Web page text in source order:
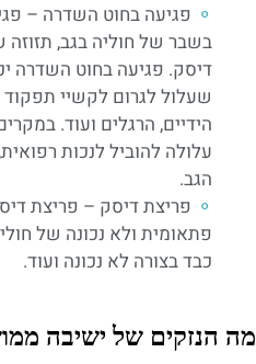
פגיעה בחוט השדרה –
בשבר של חוליה בגב,
דיסק. פגיעה בחוט השדרה
שעלול לגרום לקשיי
הידיים, הרגלים ועוד.
עלולה להוביל לנכות
הגב.
פריצת דיסק – פריצת
פתאומית ולא נכונה של
כבד בצורה לא נכונה ועוד.
מה הנזקים של ישיבה